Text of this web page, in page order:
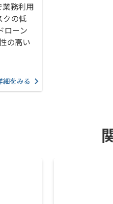
務利用
クの低
ローン
の高い
細をみる